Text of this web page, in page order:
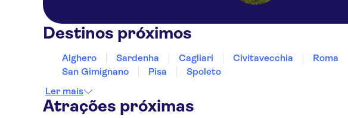
Destinos próximos
Alghero Sardenha Cagliari Civitavecchia Roma
San Gimignano
Pisa
Spoleto
Ler mais
Atrações próximas